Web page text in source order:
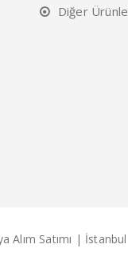
Diğer
Alım Satımı | İstanbul